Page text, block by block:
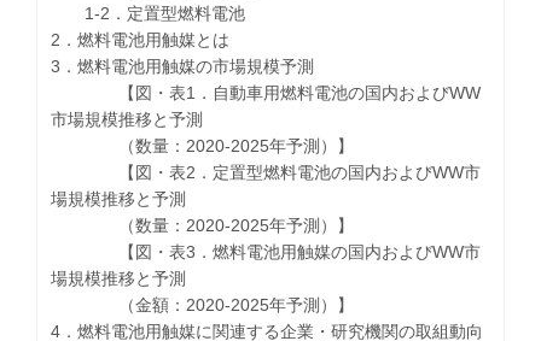
1-2．定置型燃料電池
2．燃料電池用触媒とは
3．燃料電池用触媒の市場規模予測
【図・表1．自動車用燃料電池の国内およびWW
市場規模推移と予測
（数量：2020-2025年予測）】
【図・表2．定置型燃料電池の国内およびWW市
場規模推移と予測
（数量：2020-2025年予測）】
【図・表3．燃料電池用触媒の国内およびWW市
場規模推移と予測
（金額：2020-2025年予測）】
4．燃料電池用触媒に関連する企業・研究機関の取組動向